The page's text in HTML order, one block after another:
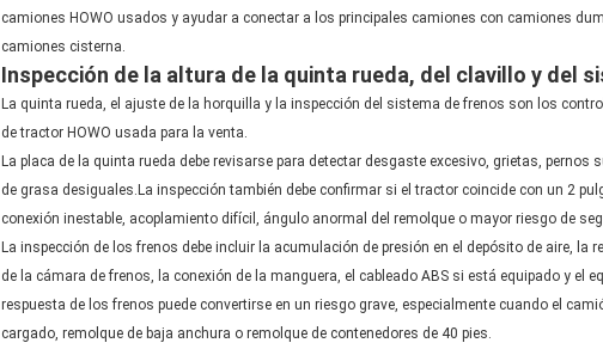
camiones HOWO usados y ayudar a conectar a los principales camiones con camiones
camiones cisterna.
Inspección de la altura de la quinta rueda, del clavillo y del
La quinta rueda, el ajuste de la horquilla y la inspección del sistema de frenos son los
de tractor HOWO usada para la venta.
La placa de la quinta rueda debe revisarse para detectar desgaste excesivo, grietas,
de grasa desiguales.La inspección también debe confirmar si el tractor coincide con un 2
conexión inestable, acoplamiento difícil, ángulo anormal del remolque o mayor riesgo de
La inspección de los frenos debe incluir la acumulación de presión en el depósito de aire, la
de la cámara de frenos, la conexión de la manguera, el cableado ABS si está equipado y el
respuesta de los frenos puede convertirse en un riesgo grave, especialmente cuando el
cargado, remolque de baja anchura o remolque de contenedores de 40 pies.